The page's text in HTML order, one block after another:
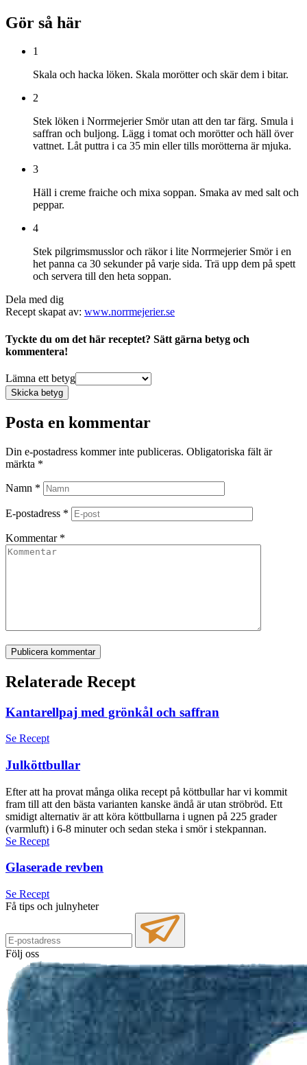
Gör så här
1
Skala och hacka löken. Skala morötter och skär dem i bitar.
2
Stek löken i Norrmejerier Smör utan att den tar färg. Smula i
saffran och buljong. Lägg i tomat och morötter och häll över
vattnet. Låt puttra i ca 35 min eller tills morötterna är mjuka.
3
Häll i creme fraiche och mixa soppan. Smaka av med salt och
peppar.
4
Stek pilgrimsmusslor och räkor i lite Norrmejerier Smör i en
het panna ca 30 sekunder på varje sida. Trä upp dem på spett
och servera till den heta soppan.
Dela med dig
Recept skapat av: www.norrmejerier.se
Tyckte du om det här receptet? Sätt gärna betyg och
kommentera!
Lämna ett betyg
Skicka betyg
Posta en kommentar
Din e-postadress kommer inte publiceras. Obligatoriska fält är
märkta *
Namn *
E-postadress *
Kommentar *
Publicera kommentar
Relaterade Recept
Kantarellpaj med grönkål och saffran
Se Recept
Julköttbullar
Efter att ha provat många olika recept på köttbullar har vi kommit
fram till att den bästa varianten kanske ändå är utan ströbröd. Ett
smidigt alternativ är att köra köttbullarna i ugnen på 225 grader
(varmluft) i 6-8 minuter och sedan steka i smör i stekpannan.
Se Recept
Glaserade revben
Se Recept
Få tips och julnyheter
Följ oss